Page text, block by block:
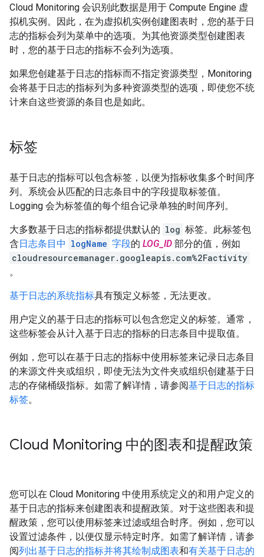
Cloud Monitoring 会识别此数据是用于 Compute Engine 虚
拟机实例。因此，在为虚拟机实例创建图表时，您的基于日
志的指标会列为菜单中的选项。为其他资源类型创建图表
时，您的基于日志的指标不会列为选项。
如果您创建基于日志的指标而不指定资源类型，Monitoring
会将基于日志的指标列为多种资源类型的选项，即使您不统
计来自这些资源的条目也是如此。
标签
基于日志的指标可以包含标签，以便为指标收集多个时间序
列。系统会从匹配的日志条目中的字段提取标签值。
Logging 会为标签值的每个组合记录单独的时间序列。
大多数基于日志的指标都提供默认的 log 标签。此标签包
含日志条目中 logName 字段的 LOG_ID 部分的值，例如
cloudresourcemanager.googleapis.com%2Factivity
。
基于日志的系统指标具有预定义标签，无法更改。
用户定义的基于日志的指标可以包含您定义的标签。通常，
这些标签会从计入基于日志的指标的日志条目中提取值。
例如，您可以在基于日志的指标中使用标签来记录日志条目
的来源文件夹或组织，即使无法为文件夹或组织创建基于日
志的存储桶级指标。如需了解详情，请参阅基于日志的指标
标签。
Cloud Monitoring 中的图表和提醒政策
您可以在 Cloud Monitoring 中使用系统定义的和用户定义的
基于日志的指标来创建图表和提醒政策。对于这些图表和提
醒政策，您可以使用标签来过滤或组合时序。例如，您可以
设置过滤条件，以便仅显示特定时序。如需了解详情，请参
阅列出基于日志的指标并将其绘制成图表和有关基于日志的